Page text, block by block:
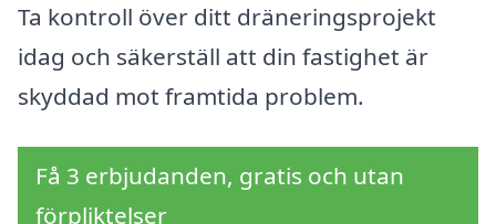
Ta kontroll över ditt dräneringsprojekt
idag och säkerställ att din fastighet är
skyddad mot framtida problem.
Få 3 erbjudanden, gratis och utan
förpliktelser